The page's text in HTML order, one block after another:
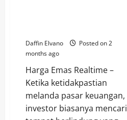
Daffin Elvano
Posted on 2
months ago
Harga Emas Realtime –
Ketika ketidakpastian
melanda pasar keuangan,
investor biasanya mencari